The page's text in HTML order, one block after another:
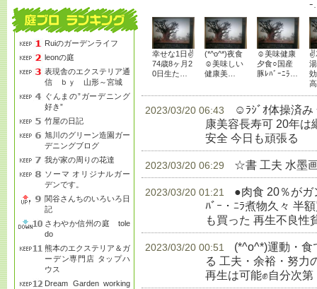
Ruiのガーデンライフ
leonの庭
表現舎のエクステリア通
信 ｂｙ 山形～宮城
ぐんまの”ガーデニング
好き”
竹屋の日記
旭川のグリーン造園ガー
デニングブログ
我が家の周りの花達
ソーマ オリジナルガー
デンです。
関谷さんちのいろいろ日
記
さわやか信州の庭 tole
do
熊本のエクステリア＆ガ
ーデン専門店 タップハ
ウス
Dream Garden working
ｰ
幸せな1日✌
74歳8ヶ月2
0日生た…
(*^o^*)夜食
☺美味しい
健康美…
☺美味健康
夕食○国産
豚ﾚﾊﾞｰﾆﾗ…
✌
2023/03/20 06:43
☺ﾗｼﾞｵ体操済み
康美容長寿可 20年は
安全 今日も頑張る
2023/03/20 06:29 ☆書 工夫 水墨
2023/03/20 01:21
●肉食 20％がガ
ﾊﾞｰ・ﾆﾗ煮物久々 半
も買った 再生不良性
2023/03/20 00:51
(*^o^*)運動・
る 工夫・余裕・努力
再生は可能✊自分次第